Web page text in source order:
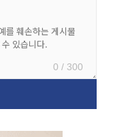
0 / 300